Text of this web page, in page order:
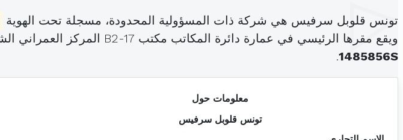
تونس قلوبل سرفيس هي شركة ذات المسؤولية المحدودة، مسجلة تحت الهوية
ويقع مقرها الرئيسي في عمارة دائرة المكاتب مكتب B2-17 المركز العمراني الشمالي المنزه (
1485856S
.
معلومات حول
تونس قلوبل سرفيس